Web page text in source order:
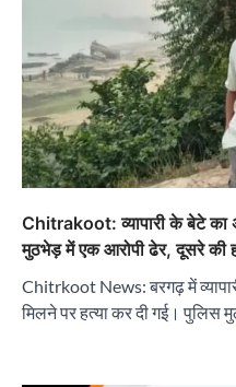
Chitrakoot: व्यापारी के बेटे का
मुठभेड़ में एक आरोपी ढेर, दूसरे की
Chitrkoot News: बरगढ़ में
मिलने पर हत्या कर दी गई। पुलिस